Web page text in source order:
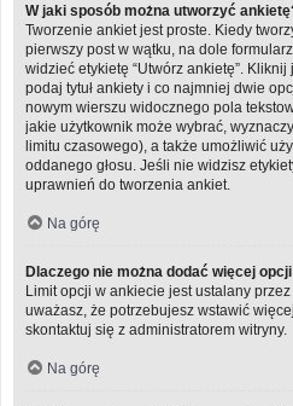
W jaki sposób można utworzyć
Tworzenie ankiet jest proste. Kiedy
pierwszy post w wątku, na dole
widzieć etykietę “Utwórz ankietę”.
podaj tytuł ankiety i co najmniej dwie
nowym wierszu widocznego pola
jakie użytkownik może wybrać,
limitu czasowego), a także umożliwić
oddanego głosu. Jeśli nie widzisz
uprawnień do tworzenia ankiet.
Na górę
Dlaczego nie można dodać więcej
Limit opcji w ankiecie jest ustalany
uważasz, że potrzebujesz wstawić
skontaktuj się z administratorem witryny.
Na górę